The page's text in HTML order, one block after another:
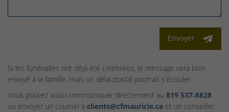
Envoyer
Si les funérailles ont déjà été célébrées, le message sera bien
envoyé à la famille, mais un délai postal pourrait s'écouler.
Vous pouvez aussi communiquer directement au 819 537‑8828
ou envoyer un courriel à clients@cfmauricie.ca et un conseiller